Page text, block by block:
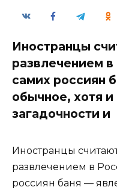
Иностранцы
развлечением
самих россиян
обычное, хотя
загадочности и
Иностранцы
развлечением в
россиян баня —